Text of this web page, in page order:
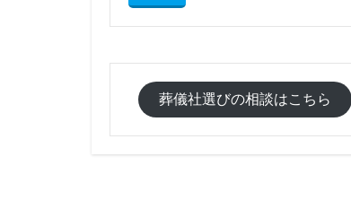
葬儀社選びの相談はこちら